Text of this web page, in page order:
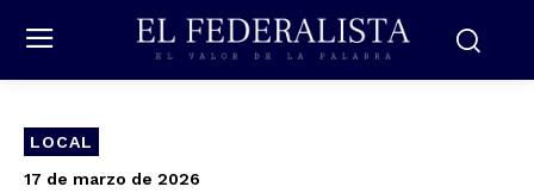
LOCAL
17 de marzo de 2026